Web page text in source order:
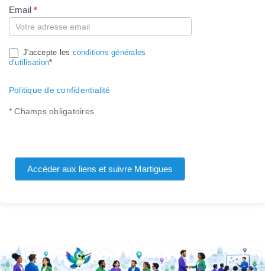
Compte
Email*
J'accepte les conditions générales
d’utilisation*
Politique de confidentialité
* Champs obligatoires
Accéder aux liens et suivre Martigues